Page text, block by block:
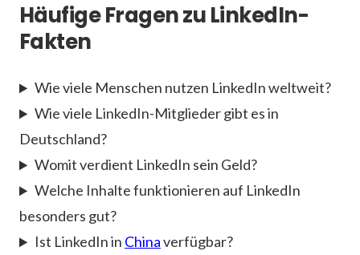
Häufige Fragen zu LinkedIn-
Fakten
Wie viele Menschen nutzen LinkedIn weltweit?
Wie viele LinkedIn-Mitglieder gibt es in
Deutschland?
Womit verdient LinkedIn sein Geld?
Welche Inhalte funktionieren auf LinkedIn
besonders gut?
Ist LinkedIn in Chinaverfügbar?